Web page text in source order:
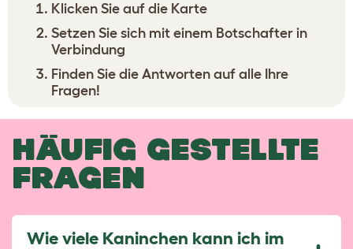
Klicken Sie auf die Karte
Setzen Sie sich mit einem Botschafter in
Verbindung
Finden Sie die Antworten auf alle Ihre
Fragen!
HÄUFIG GESTELLTE
FRAGEN
Wie viele Kaninchen kann ich im